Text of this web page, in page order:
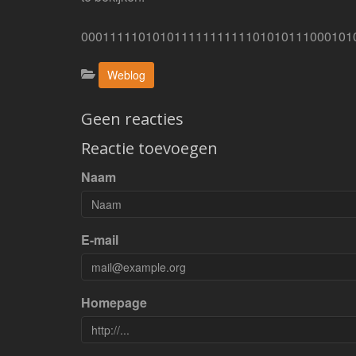
Categorieën:
Weblog
Geen reacties
Reactie toevoegen
Naam
E-mail
Homepage